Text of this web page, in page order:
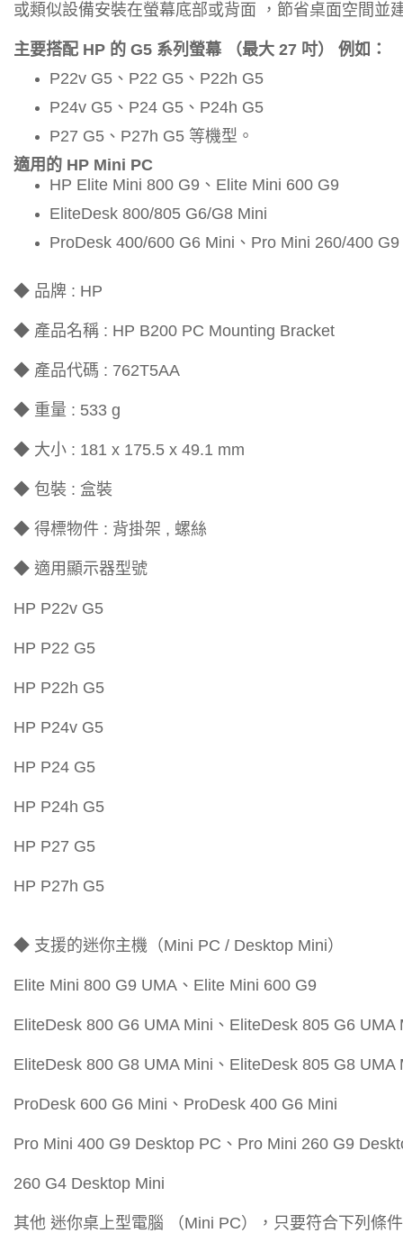
或類似設備安裝在螢幕底部或背面 ，節省桌面空間並
主要搭配 HP 的 G5 系列螢幕 （最大 27 吋） 例如：
P22v G5、P22 G5、P22h G5
P24v G5、P24 G5、P24h G5
P27 G5、P27h G5 等機型。
適用的 HP Mini PC
HP Elite Mini 800 G9、Elite Mini 600 G9
EliteDesk 800/805 G6/G8 Mini
ProDesk 400/600 G6 Mini、Pro Mini 260/400
◆ 品牌 : HP
◆ 產品名稱 : HP B200 PC Mounting Bracket
◆ 產品代碼 : 762T5AA
◆ 重量 : 533 g
◆ 大小 : 181 x 175.5 x 49.1 mm
◆ 包裝 : 盒裝
◆ 得標物件 : 背掛架 , 螺絲
◆ 適用顯示器型號
HP P22v G5
HP P22 G5
HP P22h G5
HP P24v G5
HP P24 G5
HP P24h G5
HP P27 G5
HP P27h G5
◆ 支援的迷你主機（Mini PC / Desktop Mini）
Elite Mini 800 G9 UMA、Elite Mini 600 G9
EliteDesk 800 G6 UMA Mini、EliteDesk 805 G6 UMA
EliteDesk 800 G8 UMA Mini、EliteDesk 805 G8 UMA
ProDesk 600 G6 Mini、ProDesk 400 G6 Mini
Pro Mini 400 G9 Desktop PC、Pro Mini 260 G9
260 G4 Desktop Mini
其他 迷你桌上型電腦 （Mini PC），只要符合下列條